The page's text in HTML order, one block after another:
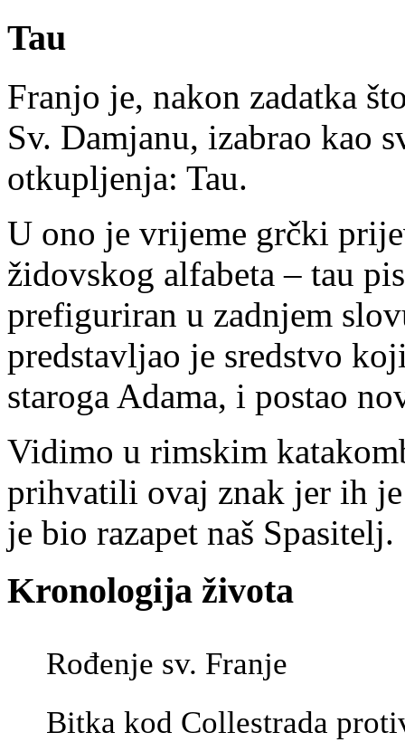
Tau
Franjo je, nakon zadatka
Sv. Damjanu, izabrao kao
otkupljenja: Tau.
U ono je vrijeme grčki
židovskog alfabeta – tau
prefiguriran u zadnjem
predstavljao je sredstvo
staroga Adama, i postao
Vidimo u rimskim
prihvatili ovaj znak jer ih
je bio razapet naš Spasitelj.
Kronologija života
Rođenje sv. Franje
Bitka kod Collestrada